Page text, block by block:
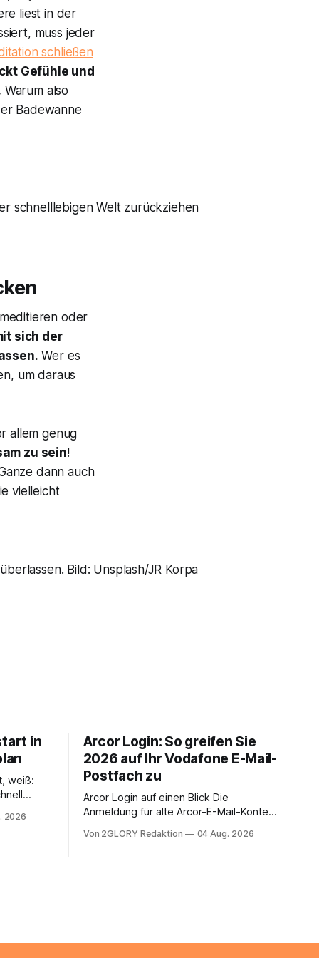
liest in der
muss jeder
schließen
Gefühle und
Warum also
Badewanne
schnelllebigen Welt zurückziehen
oder
sich der
Wer es
um daraus
allem genug
zu sein!
dann auch
vielleicht
Bild: Unsplash/JR Korpa
in
weiß:
2026
Arcor Login: So greifen Sie
2026 auf Ihr Vodafone E-Mail-
Postfach zu
Arcor Login auf einen Blick Die
Anmeldung für alte Arcor-E-Mail-Konten
noch eine e mail adresse mit der Endung
Von 2GLORY Redaktion 04 Aug. 2026